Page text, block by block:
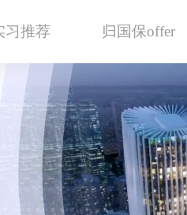
习推荐 归国保offer